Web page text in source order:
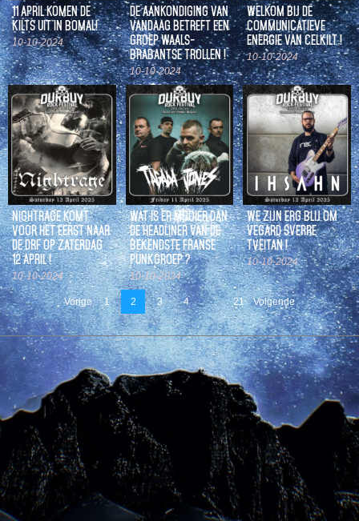
11 APRIL KOMEN DE
KILTS UIT IN BOMAL!
10-10-2024
DE AANKONDIGING VAN
VANDAAG BETREFT EEN
GROEP WAALS-
BRABANTSE TROLLEN !
10-10-2024
WELKOM BIJ DE
COMMUNICATIEVE
ENERGIE VAN CELKILT !
10-10-2024
NIGHTRAGE KOMT
VOOR HET EERST NAAR
DE DRF OP ZATERDAG
12 APRIL !
10-10-2024
WAT IS ER MOOIER DAN
DE HEADLINER VAN DE
BEKENDSTE FRANSE
PUNKGROEP ?
10-10-2024
WE ZIJN ERG BLIJ OM
VEGARD SVERRE
TVEITAN !
10-10-2024
Vorige 1 2 3 4 … 21 Volgende